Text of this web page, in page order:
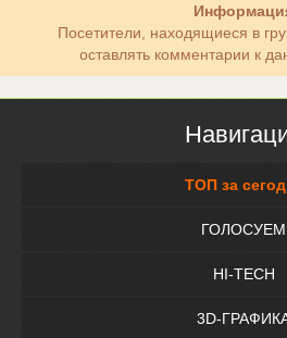
Посетители, находящиеся в
оставлять комментарии к
ТОП за
ГОЛОСУЕМ
HI-TECH
3D-